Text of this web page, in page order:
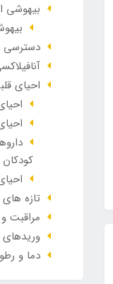
بیهوشی
دسترسی
احیای
کودکان
تازه
مراقبت
دما و